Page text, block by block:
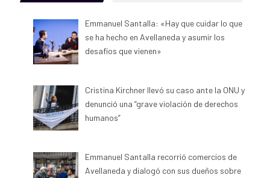
Emmanuel Santalla: «Hay que cuidar lo que
se ha hecho en Avellaneda y asumir los
desafíos que vienen»
Cristina Kirchner llevó su caso ante la ONU y
denunció una “grave violación de derechos
humanos”
Emmanuel Santalla recorrió comercios de
Avellaneda y dialogó con sus dueños sobre